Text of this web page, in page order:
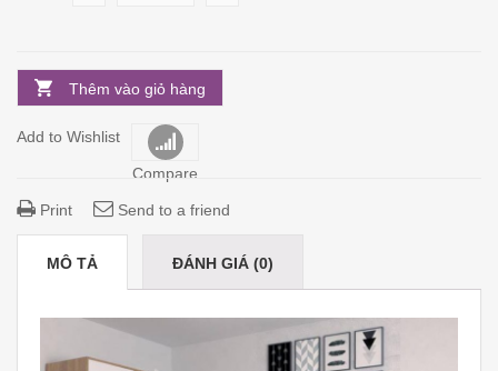
Thêm vào giỏ hàng
Add to Wishlist
Compare
Print Send to a friend
MÔ TẢ ĐÁNH GIÁ (0)